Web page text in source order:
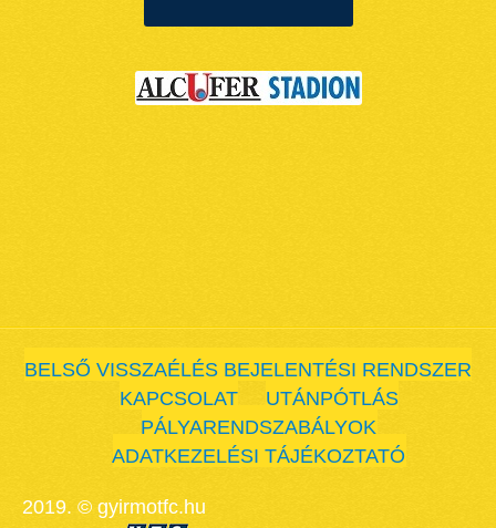
BELSŐ VISSZAÉLÉS BEJELENTÉSI RENDSZER
KAPCSOLAT
UTÁNPÓTLÁS
PÁLYARENDSZABÁLYOK
ADATKEZELÉSI TÁJÉKOZTATÓ
2019. © gyirmotfc.hu